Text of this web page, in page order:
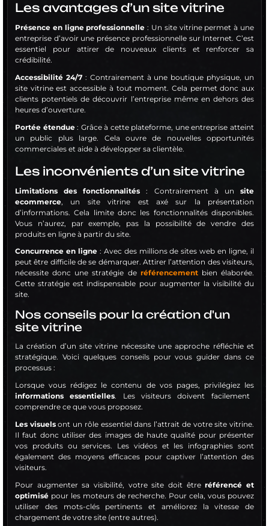
Les avantages d’un site vitrine
Présence en ligne professionnelle : Un site vitrine permet à une
entreprise d’avoir une présence professionnelle sur Internet. C’est
essentiel pour attirer de nouveaux clients et renforcer sa
crédibilité.
Accessibilité 24/7: Contrairement à une boutique physique, un
site vitrine est accessible à tout moment. Cela permet donc aux
clients potentiels de découvrir l’entreprise même en dehors des
heures d’ouverture.
Portée étendue: Grâce à cette plateforme, une entreprise atteint
un public plus large. Cela ouvre de nouvelles opportunités
commerciales et aide à développer sa clientèle.
Les inconvénients d’un site vitrine
Limitations des fonctionnalités : Contrairement à unsite
ecommerce, un site vitrine est axé sur la présentation
d’informations. Cela limite donc les fonctionnalités disponibles.
Vous n’aurez, par exemple, pas la possibilité de vendre des
produits en ligne à partir du site.
Concurrence en ligne: Avec des millions de sites web en ligne, il
peut être difficile de se démarquer. Attirer l’attention des visiteurs,
nécessite donc une stratégie de référencementbien élaborée.
Cette stratégie est indispensable pour augmenter la visibilité du
site.
Nos conseils pour la création d'un
site vitrine
La création d’un site vitrine nécessite une approche réfléchie et
stratégique. Voici quelques conseils pour vous guider dans ce
processus :
Lorsque vous rédigez le contenu de vos pages, privilégiez les
informations essentielles. Les visiteurs doivent facilement
comprendre ce que vous proposez.
Les visuelsont un rôle essentiel dans l’attrait de votre site vitrine.
Il faut donc utiliser des images de haute qualité pour présenter
vos produits ou services. Les vidéos et les infographies sont
également des moyens efficaces pour captiver l’attention des
visiteurs.
Pour augmenter sa visibilité, votre site doit êtreréférencé et
optimisé pour les moteurs de recherche. Pour cela, vous pouvez
utiliser des mots-clés pertinents et améliorez la vitesse de
chargement de votre site (entre autres).